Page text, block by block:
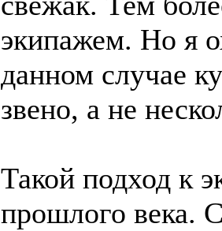
экипажем. Но я
данном случае
звено, а не
Такой подход к
прошлого века.